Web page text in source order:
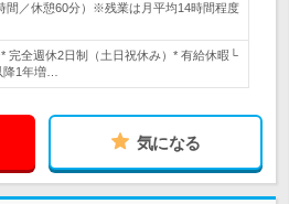
間／休憩60分）※残業は月平均14時間程度
全週休2日制（土日祝休み）* 有給休暇└
降1年増…
気になる